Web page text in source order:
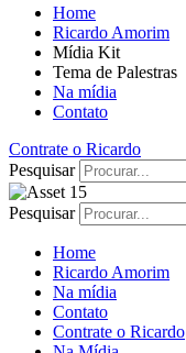
Home
Ricardo Amorim
Mídia Kit
Tema de Palestras
Na mídia
Contato
Contrate o Ricardo
Pesquisar
Pesquisar
Home
Ricardo Amorim
Na mídia
Contato
Contrate o Ricardo